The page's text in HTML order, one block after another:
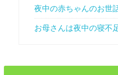
夜中の赤ちゃんのお世
お母さんは夜中の寝不